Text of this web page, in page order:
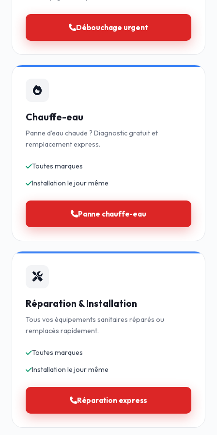
Débouchage urgent
Chauffe-eau
Panne d'eau chaude ? Diagnostic gratuit et
remplacement express.
Toutes marques
Installation le jour même
Panne chauffe-eau
Réparation & Installation
Tous vos équipements sanitaires réparés ou
remplacés rapidement.
Toutes marques
Installation le jour même
Réparation express